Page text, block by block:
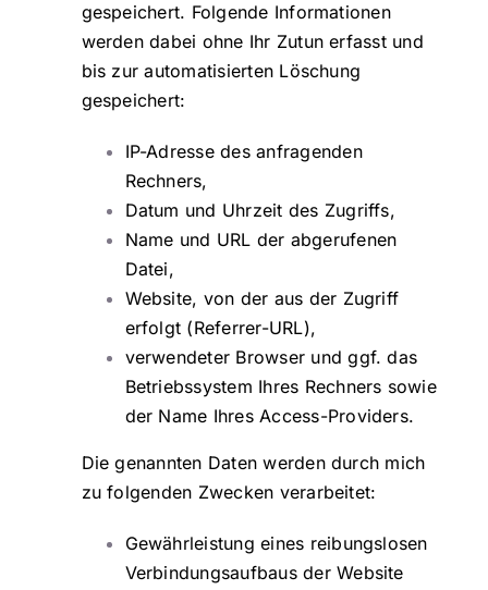
gespeichert. Folgende Informationen
werden dabei ohne Ihr Zutun erfasst und
bis zur automatisierten Löschung
gespeichert:
IP-Adresse des anfragenden
Rechners,
Datum und Uhrzeit des Zugriffs,
Name und URL der abgerufenen
Datei,
Website, von der aus der Zugriff
erfolgt (Referrer-URL),
verwendeter Browser und ggf. das
Betriebssystem Ihres Rechners sowie
der Name Ihres Access-Providers.
Die genannten Daten werden durch mich
zu folgenden Zwecken verarbeitet:
Gewährleistung eines reibungslosen
Verbindungsaufbaus der Website